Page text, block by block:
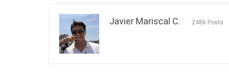
Javier Mariscal C. 2486 Posts